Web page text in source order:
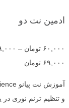
ادمین نت دو
۶۰,۰۰۰ تومان –
۶۹,۰۰۰ تومان